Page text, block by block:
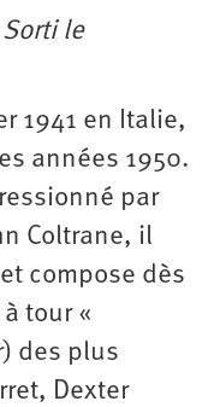
le
1941 en Italie,
années 1950.
par
Coltrane, il
compose dès
tour «
des plus
Dexter